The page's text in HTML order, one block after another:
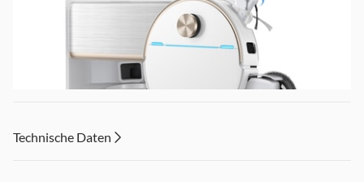
Technische Daten